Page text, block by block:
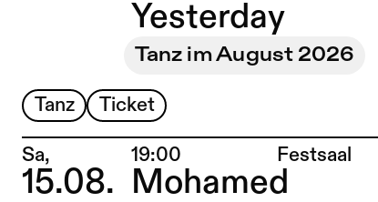
Yesterday
Tanz im August 2026
Tanz Ticket
Sa,
15.08.
19:00 Ort:
Festsaal
Mohamed